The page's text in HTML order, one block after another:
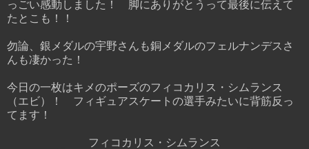
っごい感動しました！ 脚にありがとうって最後に伝えて
たとこも！！
勿論、銀メダルの宇野さんも銅メダルのフェルナンデスさ
んも凄かった！
今日の一枚はキメのポーズのフィコカリス・シムランス
（エビ）！ フィギュアスケートの選手みたいに背筋反っ
てます！
フィコカリス・シムランス